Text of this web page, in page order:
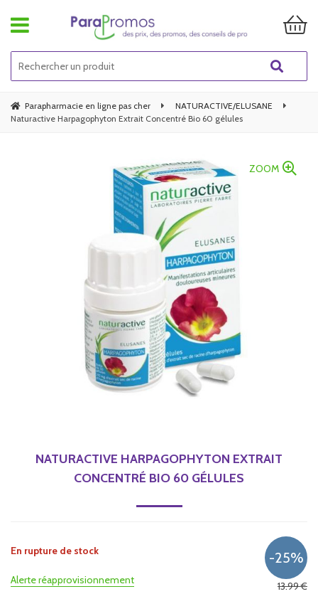
Parapharmacie en ligne pas cher
NATURACTIVE/ELUSANE
Naturactive Harpagophyton Extrait Concentré Bio 60 gélules
ZOOM
NATURACTIVE HARPAGOPHYTON EXTRAIT
CONCENTRÉ BIO 60 GÉLULES
13.99€
En rupture de stock
Alerte réapprovisionnement